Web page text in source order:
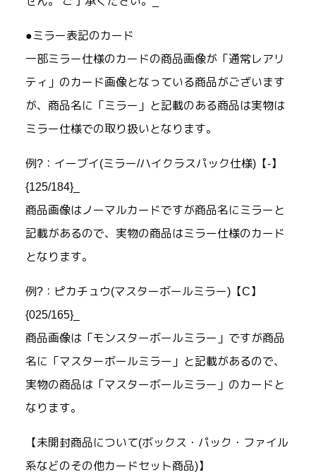
●ミラー表記のカード
一部ミラー仕様のカードの商品画像が「通常レアリ
ティ」のカード画像となっている商品がございます
が、商品名に「ミラー」と記載のある商品は実物は
ミラー仕様での取り扱いとなります。
例?：イーブイ(ミラー/ハイクラスパック仕様)【-】
{125/184}_
商品画像はノーマルカードですが商品名にミラーと
記載があるので、実物の商品はミラー仕様のカード
となります。
例?：ピカチュウ(マスターボールミラー)【C】
{025/165}_
商品画像は「モンスターボールミラー」ですが商品
名に「マスターボールミラー」と記載があるので、
実物の商品は「マスターボールミラー」のカードと
なります。
【未開封商品について(ボックス・パック・ファイル
系などのその他カードセット商品)】